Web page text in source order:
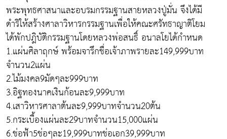
พระพุทธศาสนาและอบรมกรรมฐานสายหลวงปู่มั่น จึงได้มี
ดำริให้สร้างศาลาวิหารกรรมฐานเพื่อให้คณะศรัทธาญาติโยม
ได้พักปฎิบัติกรรมฐานโดยหลวงพ่อสนธิ์ อนาลโยได้กำหนด
1.แผ่นศิลาฤกษ์ พร้อมจารึกชื่อเจ้าภาพรายละ149,999บาท
จำนวน2แผ่น
2.ไม้มงคล9มัดๆละ999บาท
3.อิฐทองนาคเงินก้อนละ9,999บาท
4.เสาวิหารศาลาต้นละ9,999บาทจำนวน20ต้น
5.กระเบื้องแผ่นละ29บาทจำนวน15,000แผ่น
6.ช่อฟ้า5ช่อๆละ19,999บาทช่อเอก39,999บาท